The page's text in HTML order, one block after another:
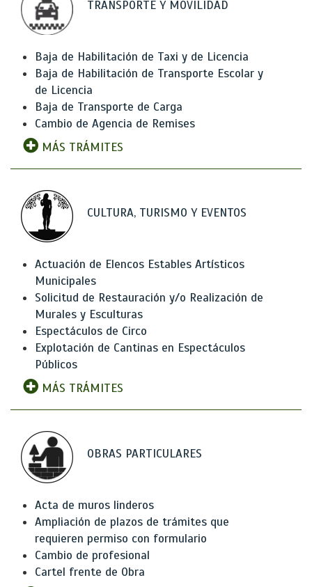
TRANSPORTE Y MOVILIDAD
Baja de Habilitación de Taxi y de Licencia
Baja de Habilitación de Transporte Escolar y
de Licencia
Baja de Transporte de Carga
Cambio de Agencia de Remises
MÁS TRÁMITES
CULTURA, TURISMO Y EVENTOS
Actuación de Elencos Estables Artísticos
Municipales
Solicitud de Restauración y/o Realización de
Murales y Esculturas
Espectáculos de Circo
Explotación de Cantinas en Espectáculos
Públicos
MÁS TRÁMITES
OBRAS PARTICULARES
Acta de muros linderos
Ampliación de plazos de trámites que
requieren permiso con formulario
Cambio de profesional
Cartel frente de Obra